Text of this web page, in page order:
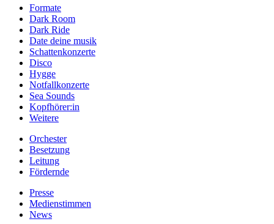
Formate
Dark Room
Dark Ride
Date deine musik
Schattenkonzerte
Disco
Hygge
Notfallkonzerte
Sea Sounds
Kopfhörer:in
Weitere
Orchester
Besetzung
Leitung
Fördernde
Presse
Medienstimmen
News